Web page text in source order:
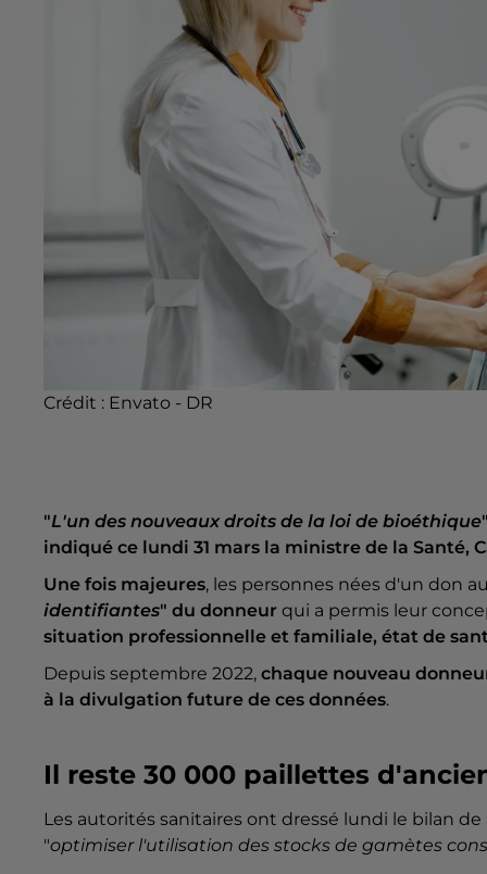
Crédit : Envato - DR
"L'un des nouveaux droits de la loi de bioéthique
indiqué ce lundi 31 mars la ministre de la Santé,
Une fois majeures, les personnes nées d'un don
identifiantes" du donneur qui a permis leur
situation professionnelle et familiale, état de
Depuis septembre 2022, chaque nouveau
à la divulgation future de ces données.
Il reste 30 000 paillettes
Les autorités sanitaires ont dressé lundi le bilan
"optimiser l'utilisation des stocks de gamètes